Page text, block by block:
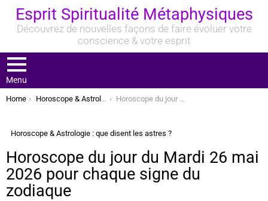
Esprit Spiritualité Métaphysiques
Découvrez de nouvelles façons de faire évoluer votre
conscience & votre esprit
Menu
You are here:
Home Horoscope & Astrologie : que disent les astres ? Horoscope du jour du Mardi 26 mai 2026 pour chaque signe du zodiaque
Horoscope & Astrologie : que disent les astres ?
Horoscope du jour du Mardi 26 mai
2026 pour chaque signe du
zodiaque